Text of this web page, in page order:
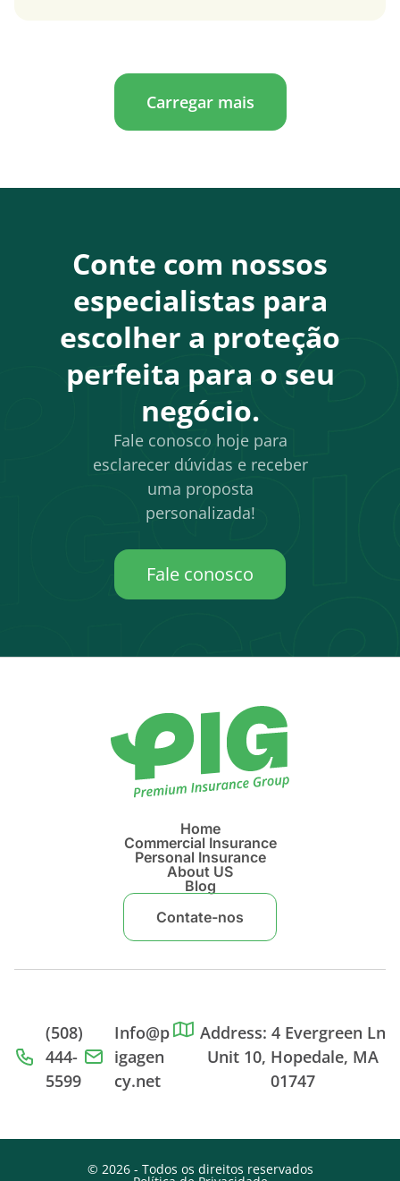
Carregar mais
Conte com nossos
especialistas para
escolher a proteção
perfeita para o seu
negócio.
Fale conosco hoje para
esclarecer dúvidas e receber
uma proposta
personalizada!
Fale conosco
Home
Commercial Insurance
Personal Insurance
About US
Blog
Contate-nos
(508)
444-
5599
Info@p
igagen
cy.net
Address: 4 Evergreen Ln
Unit 10, Hopedale, MA
01747
© 2026 - Todos os direitos reservados